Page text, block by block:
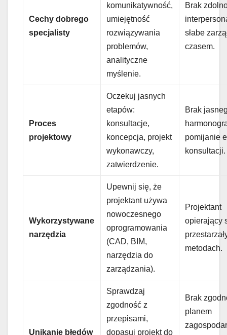
Cechy dobrego
specjalisty
komunikatywność,
umiejętność
rozwiązywania
problemów,
analityczne
myślenie.
Brak
słabe
czasem.
Proces
projektowy
Oczekuj jasnych
etapów:
konsultacje,
koncepcja, projekt
wykonawczy,
zatwierdzenie.
Brak
pomijanie
konsultacji.
Wykorzystywane
narzędzia
Upewnij się, że
projektant używa
nowoczesnego
oprogramowania
(CAD, BIM,
narzędzia do
zarządzania).
Projektant
opierający
metodach.
Unikanie błędów
Sprawdzaj
zgodność z
przepisami,
dopasuj projekt do
Brak
planem